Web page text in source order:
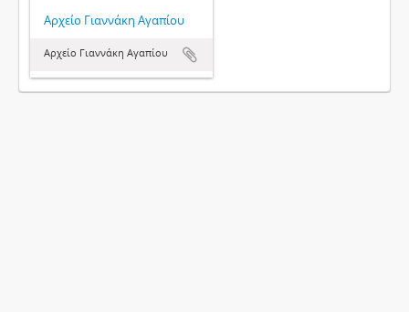
Αρχείο Γιαννάκη Αγαπίου
Αρχείο Γιαννάκη Αγαπίου